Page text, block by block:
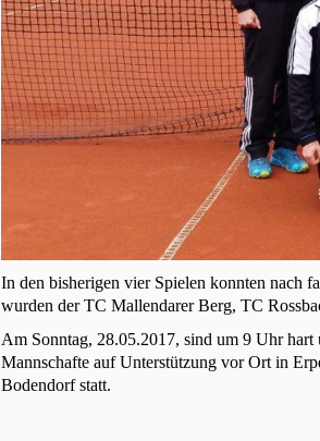
In den bisherigen vier Spielen konnten nach
wurden der TC Mallendarer Berg, TC
Am Sonntag, 28.05.2017, sind um 9 Uhr
Mannschafte auf Unterstützung vor Ort in
Bodendorf statt.